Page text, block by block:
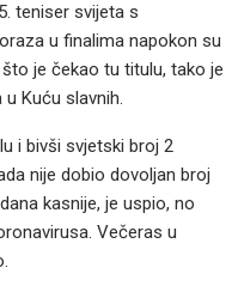
teniser svijeta s
u finalima napokon su
je čekao tu titulu, tako je
Kuću slavnih.
i bivši svjetski broj 2
nije dobio dovoljan broj
kasnije, je uspio, no
Večeras u